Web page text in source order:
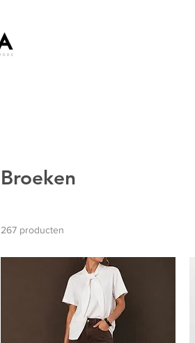
Broeken
267 producten